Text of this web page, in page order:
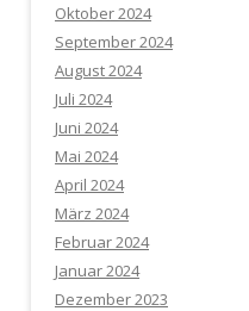
Oktober 2024
September 2024
August 2024
Juli 2024
Juni 2024
Mai 2024
April 2024
März 2024
Februar 2024
Januar 2024
Dezember 2023